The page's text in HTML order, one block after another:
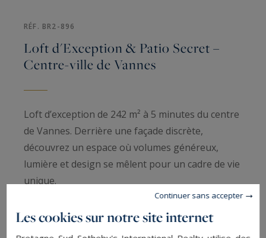
RÉF. BR2-896
Loft d'Exception & Patio Secret –
Centre-ville de Vannes
Loft d’exception de 242 m² à 5 minutes du centre
de Vannes. Derrière une façade discrète,
découvrez un espace où volumes généreux,
lumière et design se mêlent pour un cadre de vie
unique.
Un intérieur épuré et lumineux :
Les cookies sur notre site internet
Continuer sans accepter